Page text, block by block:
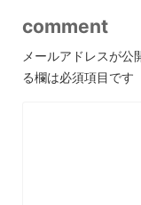
comment
メールアドレスが公
る欄は必須項目です